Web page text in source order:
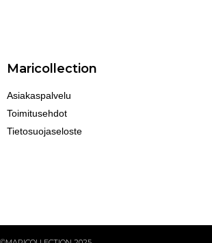
Maricollection
Asiakaspalvelu
Toimitusehdot
Tietosuojaseloste